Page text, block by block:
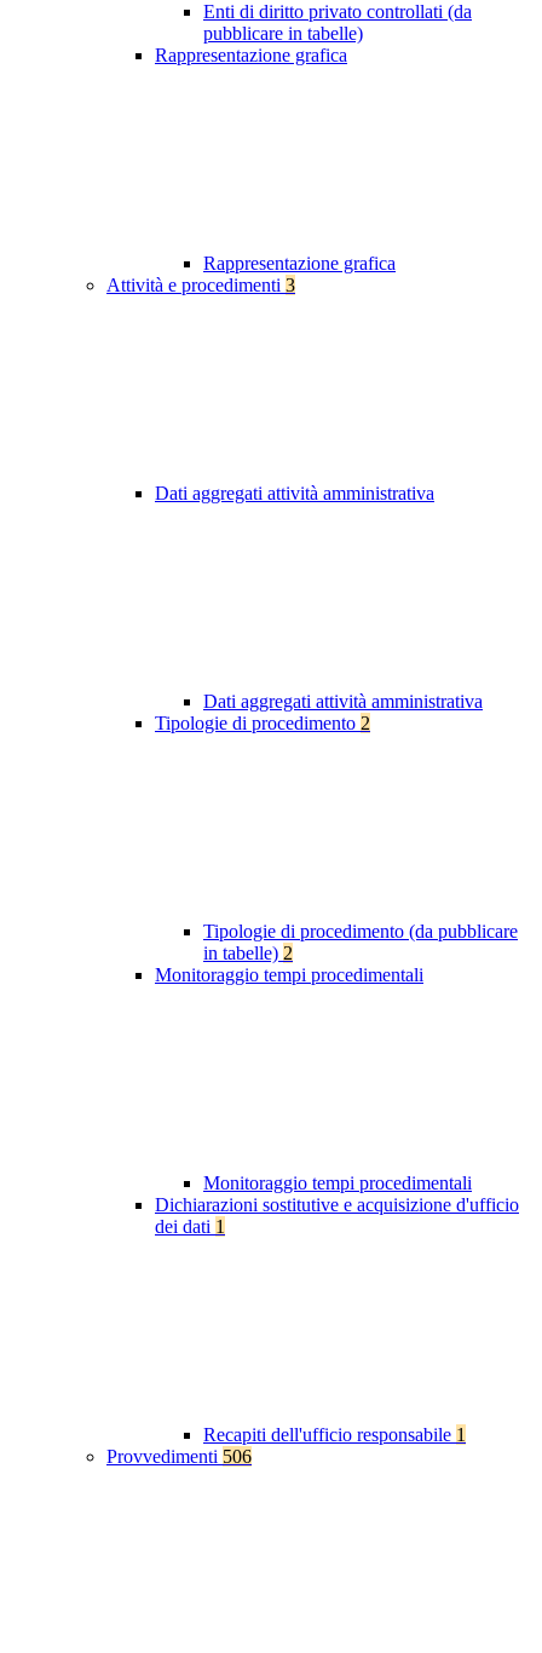
Enti di diritto privato controllati (da
pubblicare in tabelle)
Rappresentazione grafica
Rappresentazione grafica
Attività e procedimenti 3
Dati aggregati attività amministrativa
Dati aggregati attività amministrativa
Tipologie di procedimento 2
Tipologie di procedimento (da pubblicare
in tabelle) 2
Monitoraggio tempi procedimentali
Monitoraggio tempi procedimentali
Dichiarazioni sostitutive e acquisizione d'ufficio
dei dati 1
Recapiti dell'ufficio responsabile 1
Provvedimenti 506